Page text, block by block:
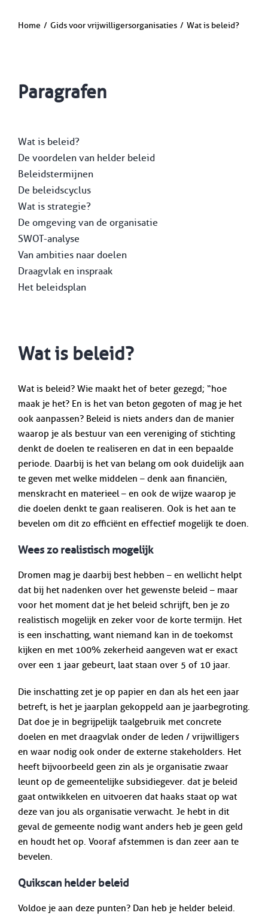
Home Gids voor vrijwilligersorganisaties Wat is beleid?
Paragrafen
Wat is beleid?
De voordelen van helder beleid
Beleidstermijnen
De beleidscyclus
Wat is strategie?
De omgeving van de organisatie
SWOT-analyse
Van ambities naar doelen
Draagvlak en inspraak
Het beleidsplan
Wat is beleid?
Wat is beleid? Wie maakt het of beter gezegd; “hoe
maak je het? En is het van beton gegoten of mag je het
ook aanpassen? Beleid is niets anders dan de manier
waarop je als bestuur van een vereniging of stichting
denkt de doelen te realiseren en dat in een bepaalde
periode. Daarbij is het van belang om ook duidelijk aan
te geven met welke middelen – denk aan financiën,
menskracht en materieel – en ook de wijze waarop je
die doelen denkt te gaan realiseren. Ook is het aan te
bevelen om dit zo efficiënt en effectief mogelijk te doen.
Wees zo realistisch mogelijk
Dromen mag je daarbij best hebben – en wellicht helpt
dat bij het nadenken over het gewenste beleid – maar
voor het moment dat je het beleid schrijft, ben je zo
realistisch mogelijk en zeker voor de korte termijn. Het
is een inschatting, want niemand kan in de toekomst
kijken en met 100% zekerheid aangeven wat er exact
over een 1 jaar gebeurt, laat staan over 5 of 10 jaar.
Die inschatting zet je op papier en dan als het een jaar
betreft, is het je jaarplan gekoppeld aan je jaarbegroting.
Dat doe je in begrijpelijk taalgebruik met concrete
doelen en met draagvlak onder de leden / vrijwilligers
en waar nodig ook onder de externe stakeholders. Het
heeft bijvoorbeeld geen zin als je organisatie zwaar
leunt op de gemeentelijke subsidiegever. dat je beleid
gaat ontwikkelen en uitvoeren dat haaks staat op wat
deze van jou als organisatie verwacht. Je hebt in dit
geval de gemeente nodig want anders heb je geen geld
en houdt het op. Vooraf afstemmen is dan zeer aan te
bevelen.
Quikscan helder beleid
Voldoe je aan deze punten? Dan heb je helder beleid.